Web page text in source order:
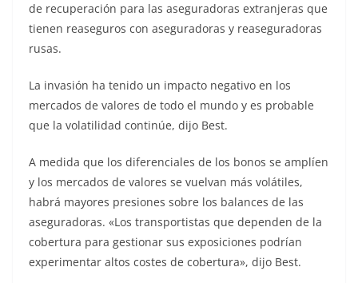
de recuperación para las aseguradoras extranjeras que
tienen reaseguros con aseguradoras y reaseguradoras
rusas.
La invasión ha tenido un impacto negativo en los
mercados de valores de todo el mundo y es probable
que la volatilidad continúe, dijo Best.
A medida que los diferenciales de los bonos se amplíen
y los mercados de valores se vuelvan más volátiles,
habrá mayores presiones sobre los balances de las
aseguradoras. «Los transportistas que dependen de la
cobertura para gestionar sus exposiciones podrían
experimentar altos costes de cobertura», dijo Best.